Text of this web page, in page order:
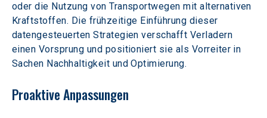
oder die Nutzung von Transportwegen mit alternativen
Kraftstoffen. Die frühzeitige Einführung dieser
datengesteuerten Strategien verschafft Verladern
einen Vorsprung und positioniert sie als Vorreiter in
Sachen Nachhaltigkeit und Optimierung.
Proaktive Anpassungen